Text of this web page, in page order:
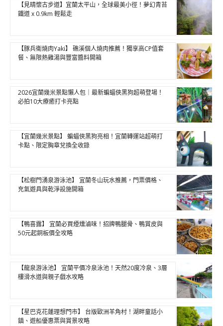
【見晴懷古步道】宜蘭太平山，全球最美小徑！夢幻青苔
鐵道 x 0.9km 輕鬆走
【豚兵衛燒肉Yaki】 礁溪個人燒肉推薦！獨享高CP值套
餐、無限熱雞湯與豐富醬料開箱
2026宜蘭幾米景點懶人包｜最新蝙蝠俠黑狗超萌登場！
必拍10大療癒打卡亮點
【宜蘭幾米景點】 蝙蝠俠黑狗亮相！宜蘭轉運站超萌打
卡點、限定胸章兌換全收錄
【松樹門湧泉游泳池】 宜蘭冬山玩水推薦，門票價格、
充氣遊具與乾淨設施開箱
【鴨喜露】 宜蘭必買煙燻滷味！招牌鴨腿骨、鴨賞皮與
50元起銅板價全攻略
【龍泉游泳池】 宜蘭平價冷泉泳池！天然20度冷泉、3層
樓滑水道與親子戲水攻略
【星巴克花蓮理想門市】 台版歐洲羊角村！湖畔童話小
鎮、遊船優惠票與賞景攻略